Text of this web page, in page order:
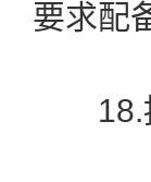
要求配
18.按